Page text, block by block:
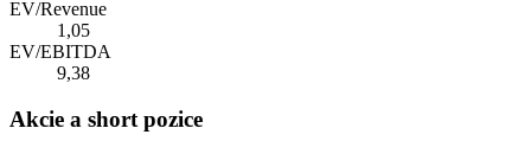
EV/Revenue
1,05
EV/EBITDA
9,38
Akcie a short pozice